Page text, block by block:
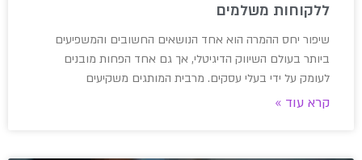
ללקוחות משלמים
שיפור יחס ההמרה הוא אחד הנושאים החשובים והמשפיעים
ביותר בעולם השיווק הדיגיטלי, אך גם אחד הפחות מובנים
לעומק על ידי בעלי עסקים. מרבית המותגים משקיעים
קרא עוד »